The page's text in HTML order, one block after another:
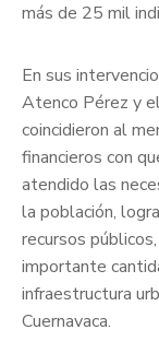
más de 25 mil
En sus
Atenco Pérez y
coincidieron al
financieros con
atendido las
la población,
recursos
importante
infraestructura
Cuernavaca.